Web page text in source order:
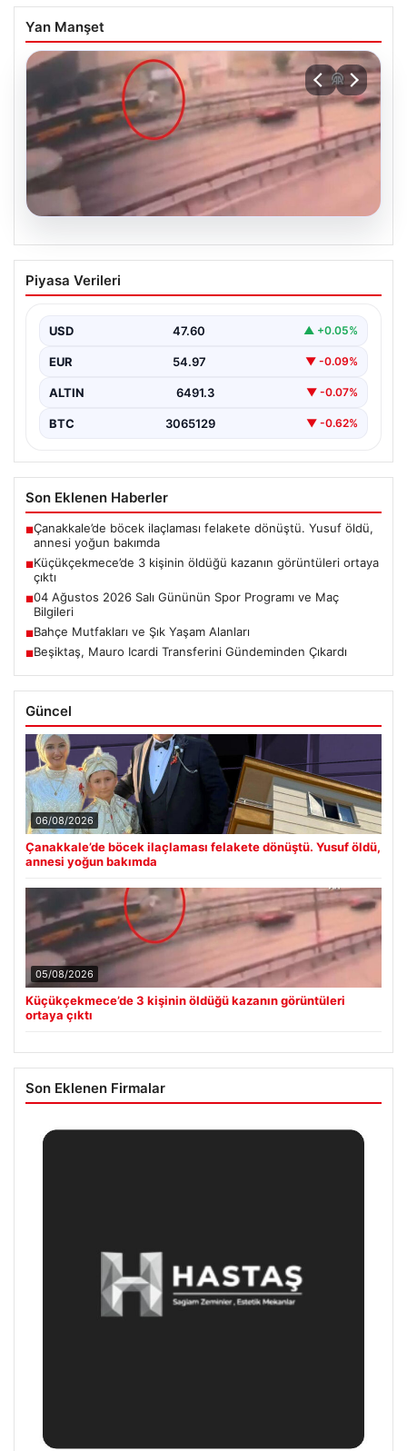
Yan Manşet
Küçükçekmece’de 3 kişinin öldüğü
kazanın görüntüleri ortaya çıktı
Ölümüne Neden Olan Kaza Güvenlik Kamerası
Görüntüleriyle Ortaya Çıktı",…
Piyasa Verileri
USD 47.60 ▲ +0.05%
EUR 54.97 ▼ -0.09%
ALTIN 6491.3 ▼ -0.07%
BTC 3065129 ▼ -0.62%
Son Eklenen Haberler
■Çanakkale’de böcek ilaçlaması felakete dönüştü. Yusuf öldü,
annesi yoğun bakımda
■Küçükçekmece’de 3 kişinin öldüğü kazanın görüntüleri ortaya
çıktı
■04 Ağustos 2026 Salı Gününün Spor Programı ve Maç
Bilgileri
■Bahçe Mutfakları ve Şık Yaşam Alanları
■Beşiktaş, Mauro Icardi Transferini Gündeminden Çıkardı
Güncel
06/08/2026
Çanakkale’de böcek ilaçlaması felakete dönüştü. Yusuf öldü,
annesi yoğun bakımda
05/08/2026
Küçükçekmece’de 3 kişinin öldüğü kazanın görüntüleri
ortaya çıktı
Son Eklenen Firmalar